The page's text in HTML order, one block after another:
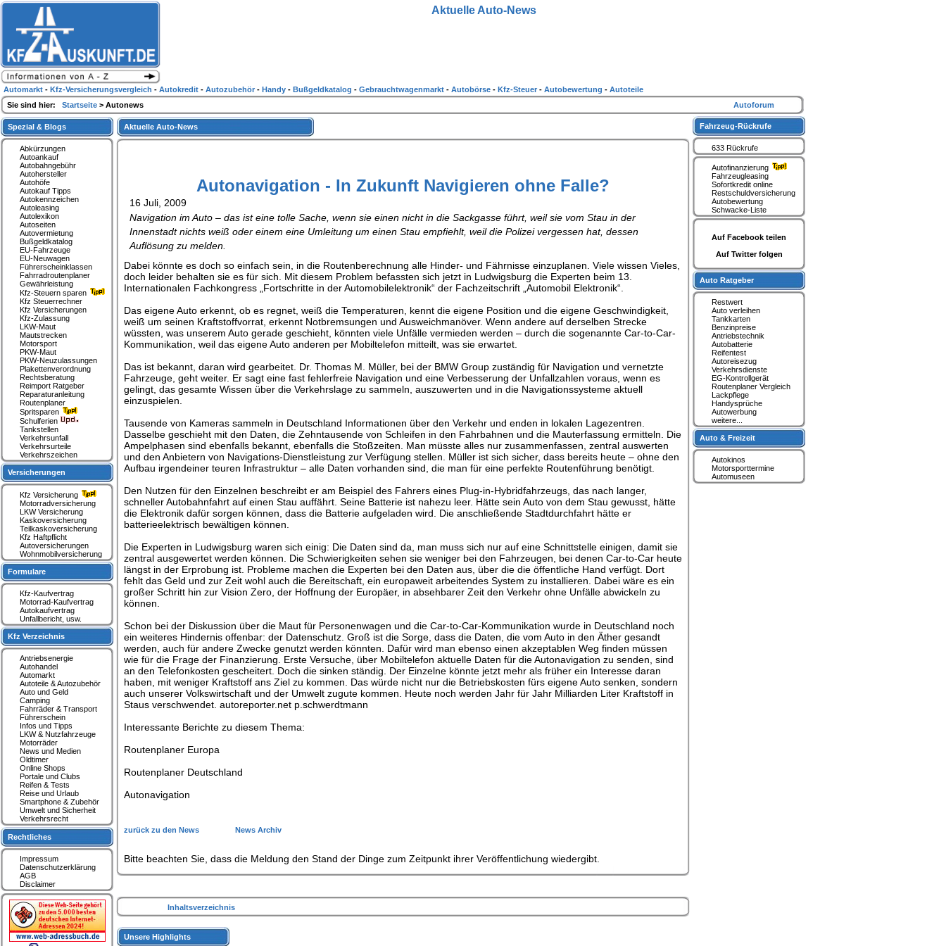
Aktuelle Auto-News
Autonavigation - In Zukunft Navigieren ohne Falle?
16 Juli, 2009
Navigation im Auto – das ist eine tolle Sache, wenn sie einen nicht in die Sackgasse führt, weil sie vom Stau in der
Innenstadt nichts weiß oder einem eine Umleitung um einen Stau empfiehlt, weil die Polizei vergessen hat, dessen
Auflösung zu melden.
Dabei könnte es doch so einfach sein, in die Routenberechnung alle Hinder- und Fährnisse einzuplanen. Viele wissen Vieles,
doch leider behalten sie es für sich. Mit diesem Problem befassten sich jetzt in Ludwigsburg die Experten beim 13.
Internationalen Fachkongress „Fortschritte in der Automobilelektronik“ der Fachzeitschrift „Automobil Elektronik“.
Das eigene Auto erkennt, ob es regnet, weiß die Temperaturen, kennt die eigene Position und die eigene Geschwindigkeit,
weiß um seinen Kraftstoffvorrat, erkennt Notbremsungen und Ausweichmanöver. Wenn andere auf derselben Strecke
wüssten, was unserem Auto gerade geschieht, könnten viele Unfälle vermieden werden – durch die sogenannte Car-to-Car-
Kommunikation, weil das eigene Auto anderen per Mobiltelefon mitteilt, was sie erwartet.
Das ist bekannt, daran wird gearbeitet. Dr. Thomas M. Müller, bei der BMW Group zuständig für Navigation und vernetzte
Fahrzeuge, geht weiter. Er sagt eine fast fehlerfreie Navigation und eine Verbesserung der Unfallzahlen voraus, wenn es
gelingt, das gesamte Wissen über die Verkehrslage zu sammeln, auszuwerten und in die Navigationssysteme aktuell
einzuspielen.
Tausende von Kameras sammeln in Deutschland Informationen über den Verkehr und enden in lokalen Lagezentren.
Dasselbe geschieht mit den Daten, die Zehntausende von Schleifen in den Fahrbahnen und die Mauterfassung ermitteln. Die
Ampelphasen sind ebenfalls bekannt, ebenfalls die Stoßzeiten. Man müsste alles nur zusammenfassen, zentral auswerten
und den Anbietern von Navigations-Dienstleistung zur Verfügung stellen. Müller ist sich sicher, dass bereits heute – ohne den
Aufbau irgendeiner teuren Infrastruktur – alle Daten vorhanden sind, die man für eine perfekte Routenführung benötigt.
Den Nutzen für den Einzelnen beschreibt er am Beispiel des Fahrers eines Plug-in-Hybridfahrzeugs, das nach langer,
schneller Autobahnfahrt auf einen Stau auffährt. Seine Batterie ist nahezu leer. Hätte sein Auto von dem Stau gewusst, hätte
die Elektronik dafür sorgen können, dass die Batterie aufgeladen wird. Die anschließende Stadtdurchfahrt hätte er
batterieelektrisch bewältigen können.
Die Experten in Ludwigsburg waren sich einig: Die Daten sind da, man muss sich nur auf eine Schnittstelle einigen, damit sie
zentral ausgewertet werden können. Die Schwierigkeiten sehen sie weniger bei den Fahrzeugen, bei denen Car-to-Car heute
längst in der Erprobung ist. Probleme machen die Experten bei den Daten aus, über die die öffentliche Hand verfügt. Dort
fehlt das Geld und zur Zeit wohl auch die Bereitschaft, ein europaweit arbeitendes System zu installieren. Dabei wäre es ein
großer Schritt hin zur Vision Zero, der Hoffnung der Europäer, in absehbarer Zeit den Verkehr ohne Unfälle abwickeln zu
können.
Schon bei der Diskussion über die Maut für Personenwagen und die Car-to-Car-Kommunikation wurde in Deutschland noch
ein weiteres Hindernis offenbar: der Datenschutz. Groß ist die Sorge, dass die Daten, die vom Auto in den Äther gesandt
werden, auch für andere Zwecke genutzt werden könnten. Dafür wird man ebenso einen akzeptablen Weg finden müssen
wie für die Frage der Finanzierung. Erste Versuche, über Mobiltelefon aktuelle Daten für die Autonavigation zu senden, sind
an den Telefonkosten gescheitert. Doch die sinken ständig. Der Einzelne könnte jetzt mehr als früher ein Interesse daran
haben, mit weniger Kraftstoff ans Ziel zu kommen. Das würde nicht nur die Betriebskosten fürs eigene Auto senken, sondern
auch unserer Volkswirtschaft und der Umwelt zugute kommen. Heute noch werden Jahr für Jahr Milliarden Liter Kraftstoff in
Staus verschwendet. autoreporter.net p.schwerdtmann
Interessante Berichte zu diesem Thema:
Routenplaner Europa
Routenplaner Deutschland
Autonavigation
zurück zu den News News Archiv
Bitte beachten Sie, dass die Meldung den Stand der Dinge zum Zeitpunkt ihrer Veröffentlichung wiedergibt.
Inhaltsverzeichnis
Unsere Highlights
Spezial & Blogs
Abkürzungen
Autoankauf
Autobahngebühr
Autohersteller
Autohöfe
Autokauf Tipps
Autokennzeichen
Autoleasing
Autolexikon
Autoseiten
Autovermietung
Bußgeldkatalog
EU-Fahrzeuge
EU-Neuwagen
Führerscheinklassen
Fahrradroutenplaner
Gewährleistung
Kfz-Steuern sparen
Kfz Steuerrechner
Kfz Versicherungen
Kfz-Zulassung
LKW-Maut
Mautstrecken
Motorsport
PKW-Maut
PKW-Neuzulassungen
Plakettenverordnung
Rechtsberatung
Reimport Ratgeber
Reparaturanleitung
Routenplaner
Spritsparen
Schulferien
Tankstellen
Verkehrsunfall
Verkehrsurteile
Verkehrszeichen
Versicherungen
Kfz Versicherung
Motorradversicherung
LKW Versicherung
Kaskoversicherung
Teilkaskoversicherung
Kfz Haftpflicht
Autoversicherungen
Wohnmobilversicherung
Formulare
Kfz-Kaufvertrag
Motorrad-Kaufvertrag
Autokaufvertrag
Unfallbericht, usw.
Kfz Verzeichnis
Antriebsenergie
Autohandel
Automarkt
Autoteile & Autozubehör
Auto und Geld
Camping
Fahrräder & Transport
Führerschein
Infos und Tipps
LKW & Nutzfahrzeuge
Motorräder
News und Medien
Oldtimer
Online Shops
Portale und Clubs
Reifen & Tests
Reise und Urlaub
Smartphone & Zubehör
Umwelt und Sicherheit
Verkehrsrecht
Rechtliches
Impressum
Datenschutzerklärung
AGB
Disclaimer
Fahrzeug-Rückrufe
633 Rückrufe
Autofinanzierung
Fahrzeugleasing
Sofortkredit online
Restschuldversicherung
Autobewertung
Schwacke-Liste
Auf Facebook teilen
Auf Twitter folgen
Auto Ratgeber
Restwert
Auto verleihen
Tankkarten
Benzinpreise
Antriebstechnik
Autobatterie
Reifentest
Autoreisezug
Verkehrsdienste
EG-Kontrollgerät
Routenplaner Vergleich
Lackpflege
Handysprüche
Autowerbung
weitere...
Auto & Freizeit
Autokinos
Motorsporttermine
Automuseen
Aktuelle Auto-News
Automarkt - Kfz-Versicherungsvergleich - Autokredit - Autozubehör - Handy - Bußgeldkatalog - Gebrauchtwagenmarkt - Autobörse - Kfz-Steuer - Autobewertung - Autoteile
Sie sind hier: Startseite > Autonews Autoforum